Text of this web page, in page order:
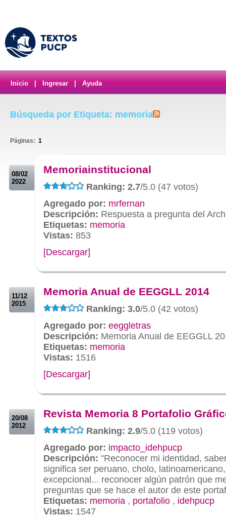
Inicio Ingresar Ayuda
Búsqueda por Etiqueta: memoria
Páginas: 1
08/02
2022
Memoriainstitucional
Ranking: 2.7/5.0 (47 votos)
Agregado por: mrfernan
Descripción: Respuesta a pregunta del
Etiquetas: memoria
Vistas: 853
[Descargar]
11/12
2015
Memoria Anual de EEGGLL 2014
Ranking: 3.0/5.0 (42 votos)
Agregado por: eeggletras
Descripción: Memoria Anual de EEGGLL
Etiquetas: memoria
Vistas: 1516
[Descargar]
20/08
2012
Revista Memoria 8 Portafolio
Ranking: 2.9/5.0 (119 votos)
Agregado por: impacto_idehpucp
Descripción: "Reconocer mi identidad,
significa ser peruano, cholo,
excepcional... reconocer algún patrón que
preguntas que se hace el autor de este
Etiquetas: memoria , portafolio , idehpucp
Vistas: 1547